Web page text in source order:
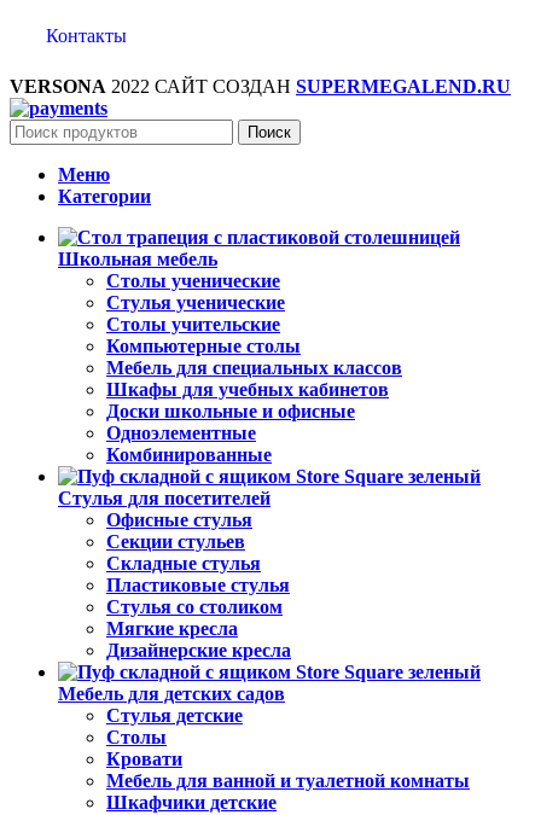
Контакты
VERSONA 2022 САЙТ СОЗДАН SUPERMEGALEND.RU
Поиск
Меню
Категории
Школьная мебель
Столы ученические
Стулья ученические
Столы учительские
Компьютерные столы
Мебель для специальных классов
Шкафы для учебных кабинетов
Доски школьные и офисные
Одноэлементные
Комбинированные
Стулья для посетителей
Офисные стулья
Секции стульев
Складные стулья
Пластиковые стулья
Стулья со столиком
Мягкие кресла
Дизайнерские кресла
Мебель для детских садов
Стулья детские
Столы
Кровати
Мебель для ванной и туалетной комнаты
Шкафчики детские